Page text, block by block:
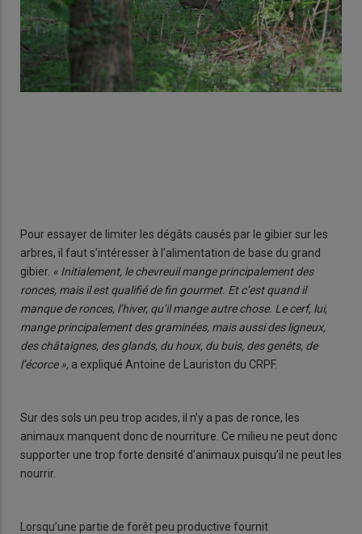
Pour essayer de limiter les dégâts causés par le gibier sur les
arbres, il faut s’intéresser à l’alimentation de base du grand
gibier. « Initialement, le chevreuil mange principalement des
ronces, mais il est qualifié de fin gourmet. Et c’est quand il
manque de ronces, l’hiver, qu’il mange autre chose. Le cerf, lui,
mange principalement des graminées, mais aussi des ligneux,
des châtaignes, des glands, du houx, du buis, des genêts, de
l’écorce », a expliqué Antoine de Lauriston du CRPF.
Sur des sols un peu trop acides, il n’y a pas de ronce, les
animaux manquent donc de nourriture. Ce milieu ne peut donc
supporter une trop forte densité d’animaux puisqu’il ne peut les
nourrir.
Lorsqu’une partie de forêt peu productive fournit